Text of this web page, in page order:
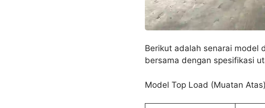
Berikut adalah senarai model
bersama dengan spesifikasi
Model Top Load (Muatan